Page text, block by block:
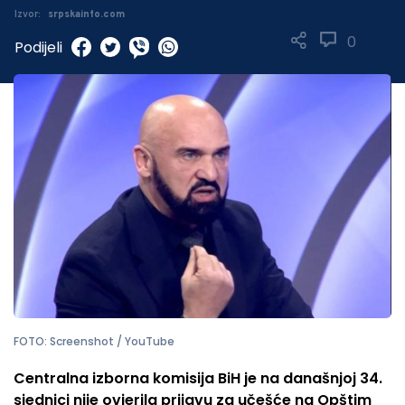
Izvor: srpskainfo.com
0
Podijeli
FOTO: Screenshot / YouTube
Centralna izborna komisija BiH je na današnjoj 34.
sjednici nije ovjerila prijavu za učešće na Opštim